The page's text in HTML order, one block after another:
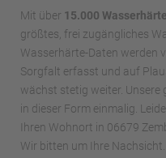
Mit über 15.000
größtes, frei zugängliches
Wasserhärte-Daten werden
Sorgfalt erfasst und auf
wächst stetig weiter.
in dieser Form einmalig.
Ihren Wohnort in 06679
Wir bitten um Ihre